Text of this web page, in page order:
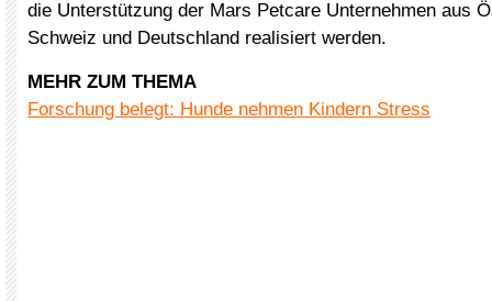
die Unterstützung der Mars Petcare Unternehmen aus
Schweiz und Deutschland realisiert werden.
MEHR ZUM THEMA
Forschung belegt: Hunde nehmen Kindern Stress